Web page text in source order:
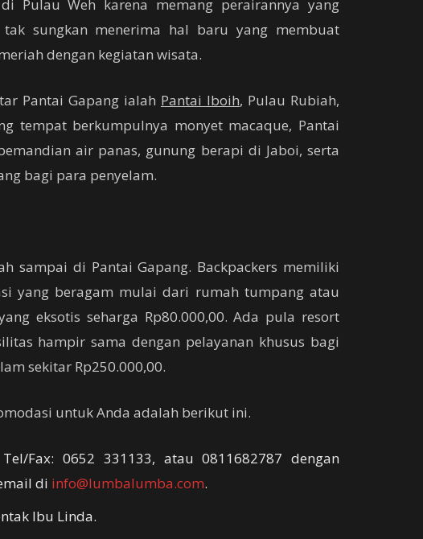
Pulau Weh karena memang perairannya yang
tak sungkan menerima hal baru yang membuat
dengan kegiatan wisata.
Pantai Gapang ialah Pantai Iboih, Pulau Rubiah,
tempat berkumpulnya monyet macaque, Pantai
air panas, gunung berapi di Jaboi, serta
bagi para penyelam.
sampai di Pantai Gapang. Backpackers memiliki
yang beragam mulai dari rumah tumpang atau
eksotis seharga Rp80.000,00. Ada pula resort
hampir sama dengan pelayanan khusus bagi
sekitar Rp250.000,00.
untuk Anda adalah berikut ini.
Fax: 0652 331133, atau 0811682787 dengan
di info@lumbalumba.com.
Ibu Linda.